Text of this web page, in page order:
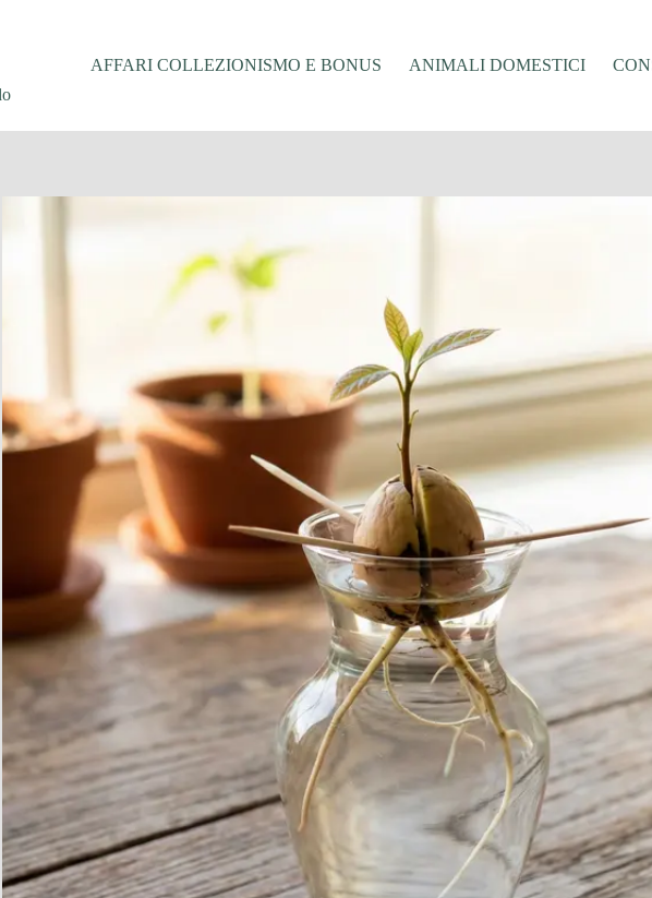
AFFARI COLLEZIONISMO E BONUS ANIMALI DOMESTICI